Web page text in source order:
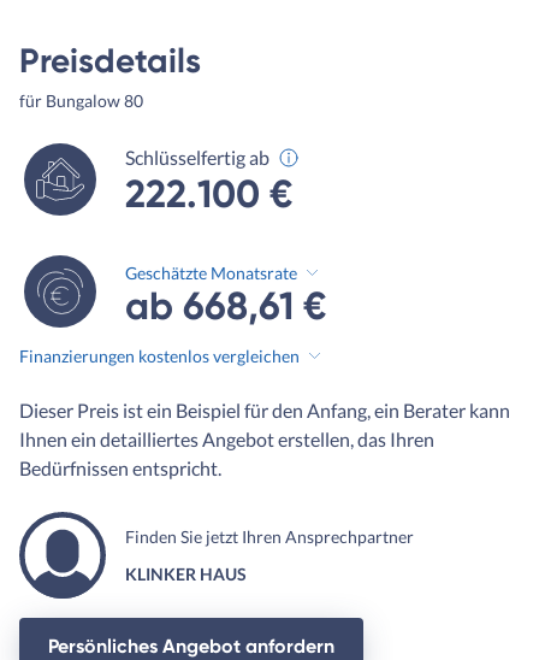
Preisdetails
für Bungalow 80
Schlüsselfertig ab
222.100 €
Geschätzte Monatsrate
ab 668,61 €
Finanzierungen kostenlos vergleichen
Dieser Preis ist ein Beispiel für den Anfang, ein Berater kann
Ihnen ein detailliertes Angebot erstellen, das Ihren
Bedürfnissen entspricht.
Finden Sie jetzt Ihren Ansprechpartner
KLINKER HAUS
Persönliches Angebot anfordern